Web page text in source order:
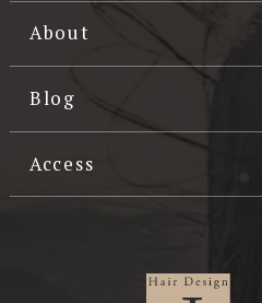
About
Blog
Access